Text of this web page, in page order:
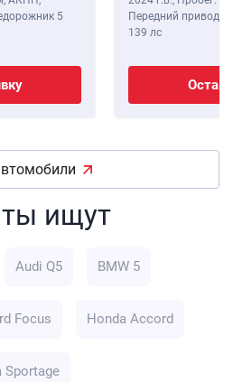
5
Передний привод,
139 лс
ищут
Audi Q5 BMW 5
Focus Honda Accord
Sportage